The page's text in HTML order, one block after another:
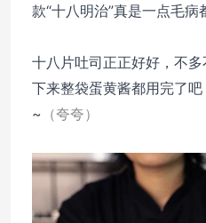
款“十八明治”真是一点毛病
十八片吐司正正好好，不
下来整袋蛋黄酱都用完了
~
（夸夸）